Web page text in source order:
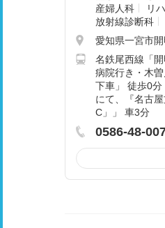
産婦人科
リ
放射線診断科
愛知県一宮市開
名鉄尾西線「
病院行き・木
下車」 徒歩0
にて、『名古
C」」 車3分
0586-48-